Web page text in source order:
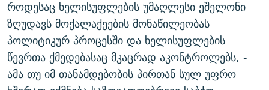
როდესაც ხელისუფლების უმაღლესი ეშელონი
ზღუდავს მოქალაქეების მონაწილეობას
პოლიტიკურ პროცესში და ხელისუფლების
წევრთა ქმედებასაც მკაცრად აკონტროლებს, -
ამა თუ იმ თანამდებობის პირთან სულ უფრო